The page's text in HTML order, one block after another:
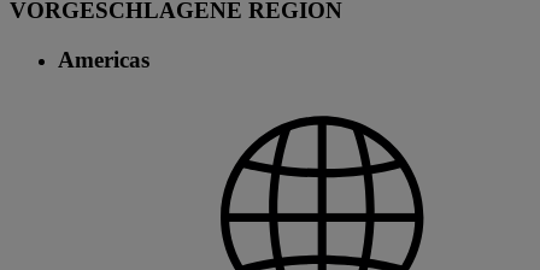
VORGESCHLAGENE REGION
Americas